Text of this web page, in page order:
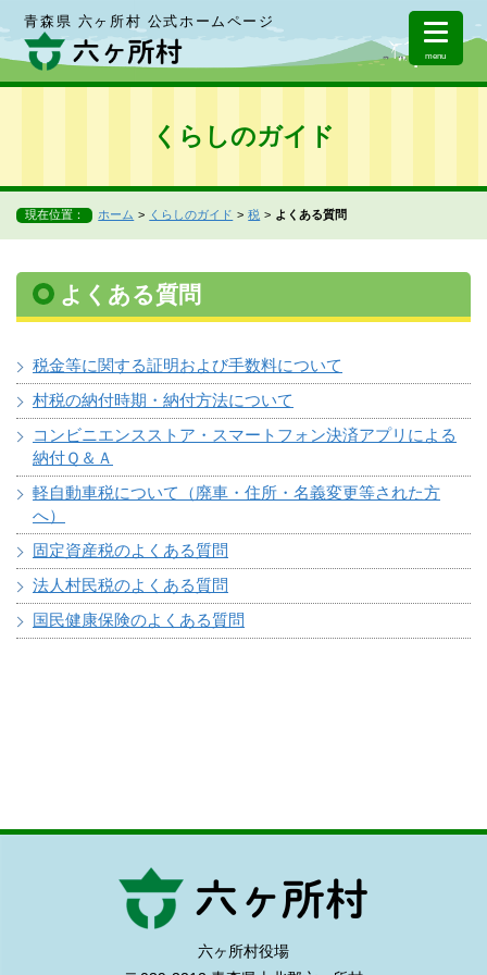
青森県 六ヶ所村 公式ホームページ
menu
くらしのガイド
現在位置： ホーム くらしのガイド 税 よくある質問
よくある質問
税金等に関する証明および手数料について
村税の納付時期・納付方法について
コンビニエンスストア・スマートフォン決済アプリによる
納付Ｑ＆Ａ
軽自動車税について（廃車・住所・名義変更等された方
へ）
固定資産税のよくある質問
法人村民税のよくある質問
国民健康保険のよくある質問
六ヶ所村役場